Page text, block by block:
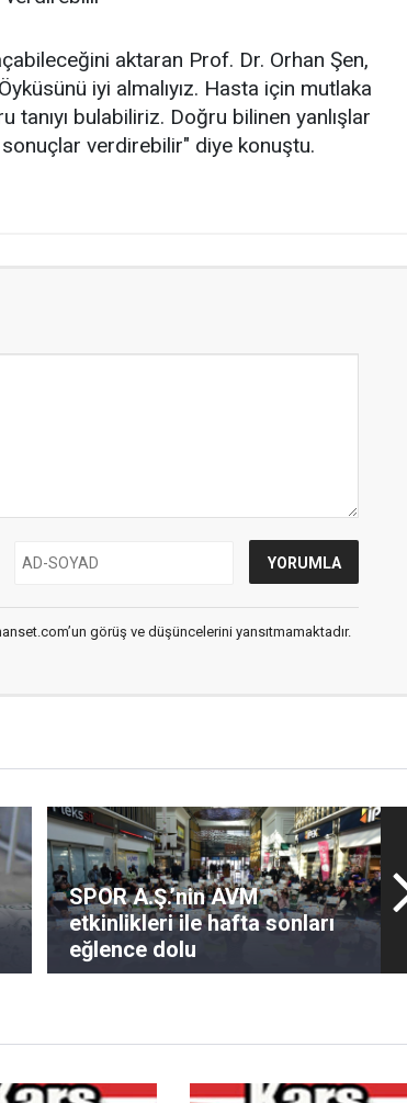
aktaran Prof. Dr. Orhan Şen,
iyi almalıyız. Hasta için mutlaka
bulabiliriz. Doğru bilinen yanlışlar
sonuçlar verdirebilir" diye konuştu.
görüş ve düşüncelerini yansıtmamaktadır.
SPOR A.Ş.’nin AVM
etkinlikleri ile hafta sonları
eğlence dolu